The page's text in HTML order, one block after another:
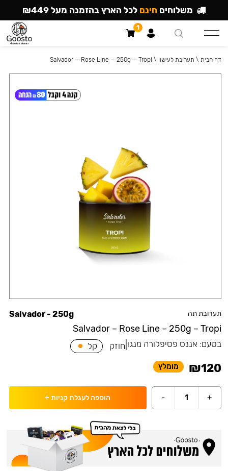
תערובת תה
Salvador – Rose Line – 250g – Tropi
Salvador - 250g
בטעם: אננס פסיפלורה מנגו חוזק קל
₪120 מומלץ
+
1
- הוספה לעגלת קניות +
דף הבית \ תערובת לעישון \
Salvador — Rose Line — 250g — Tropi
משלוחים חינם לכל הארץ בהזמנה מעל ₪449
1